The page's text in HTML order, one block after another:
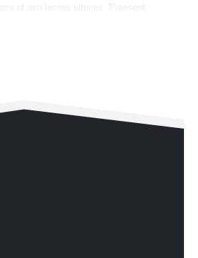
ut orci lacinia ultrices. Praesent
tincidunt purus, non tincidunt odio arcu
amet, consectetur adipiscing elit.